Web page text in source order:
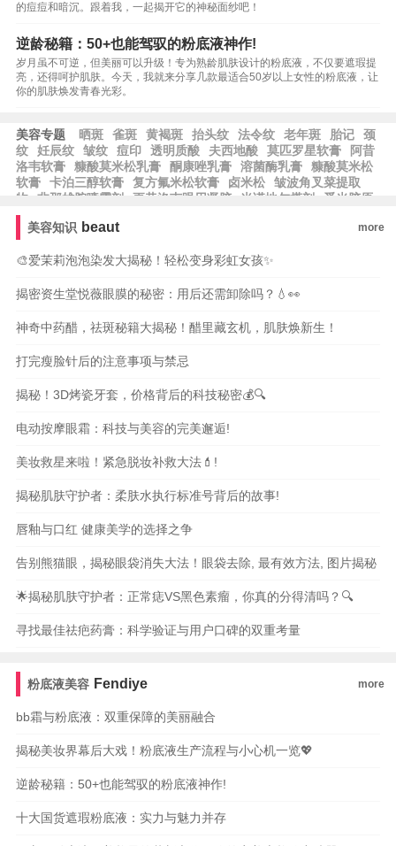
的痘痘和暗沉。跟着我，一起揭开它的神秘面纱吧！
逆龄秘籍：50+也能驾驭的粉底液神作!
岁月虽不可逆，但美丽可以升级！专为熟龄肌肤设计的粉底液，不仅要遮瑕提
亮，还得呵护肌肤。今天，我就来分享几款最适合50岁以上女性的粉底液，让
你的肌肤焕发青春光彩。
美容专题 晒斑 雀斑 黄褐斑 抬头纹 法令纹 老年斑 胎记
颈
纹
妊辰纹 皱纹 痘印 透明质酸 夫西地酸 莫匹罗星软膏
阿昔
洛韦软膏
糠酸莫米松乳膏 酮康唑乳膏 溶菌酶乳膏
糠酸莫米松
软膏
卡泊三醇软膏 复方氟米松软膏 卤米松
皱波角叉菜提取
物
非那雄胺喷雾剂 更昔洛韦眼用凝胶 米诺地尔搽剂
觅光胶原
炮
可
草莓籽油 玉龙茶香
露得清
美容知识 beaut more
🎨爱茉莉泡泡染发大揭秘！轻松变身彩虹女孩✨
揭密资生堂悦薇眼膜的秘密：用后还需卸除吗？💧👀
神奇中药醋，祛斑秘籍大揭秘！醋里藏玄机，肌肤焕新生！
打完瘦脸针后的注意事项与禁忌
揭秘！3D烤瓷牙套，价格背后的科技秘密💰🔍
电动按摩眼霜：科技与美容的完美邂逅!
美妆救星来啦！紧急脱妆补救大法💄!
揭秘肌肤守护者：柔肤水执行标准号背后的故事!
唇釉与口红 健康美学的选择之争
告别熊猫眼，揭秘眼袋消失大法！眼袋去除, 最有效方法, 图片揭秘
🌟揭秘肌肤守护者：正常痣VS黑色素瘤，你真的分得清吗？🔍
寻找最佳祛疤药膏：科学验证与用户口碑的双重考量
粉底液美容 Fendiye more
bb霜与粉底液：双重保障的美丽融合
揭秘美妆界幕后大戏！粉底液生产流程与小心机一览💖
逆龄秘籍：50+也能驾驭的粉底液神作!
十大国货遮瑕粉底液：实力与魅力并存